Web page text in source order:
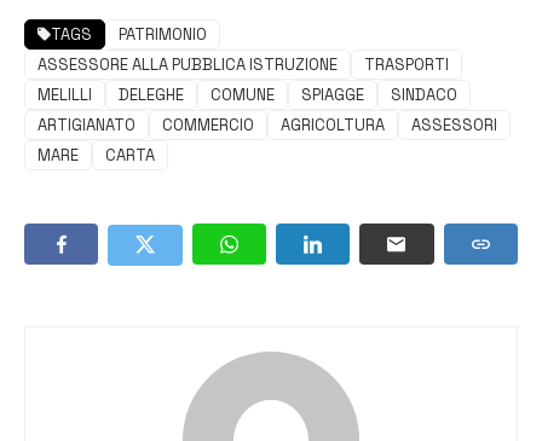
TAGS
PATRIMONIO
ASSESSORE ALLA PUBBLICA ISTRUZIONE
TRASPORTI
MELILLI
DELEGHE COMUNE SPIAGGE
SINDACO
ARTIGIANATO
COMMERCIO AGRICOLTURA
ASSESSORI
MARE
CARTA